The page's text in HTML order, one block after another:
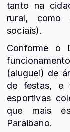
tanto na
rural, como
sociais).
Conforme o
(aluguel) de
de festas, e
esportivas
que mais
Paraibano.